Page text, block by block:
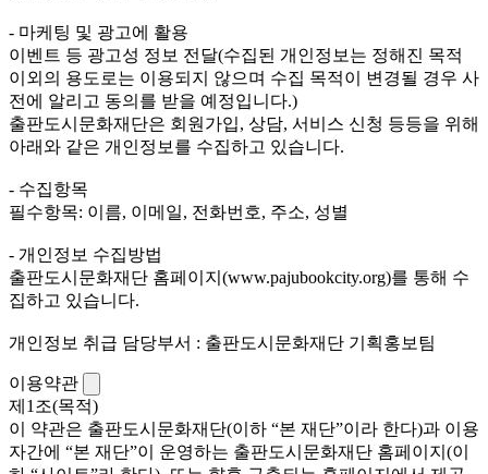
- 마케팅 및 광고에 활용
이벤트 등 광고성 정보 전달(수집된 개인정보는 정해진 목적
이외의 용도로는 이용되지 않으며 수집 목적이 변경될 경우 사
전에 알리고 동의를 받을 예정입니다.)
출판도시문화재단은 회원가입, 상담, 서비스 신청 등등을 위해
아래와 같은 개인정보를 수집하고 있습니다.
- 수집항목
필수항목: 이름, 이메일, 전화번호, 주소, 성별
- 개인정보 수집방법
출판도시문화재단 홈페이지(www.pajubookcity.org)를 통해 수
집하고 있습니다.
개인정보 취급 담당부서 : 출판도시문화재단 기획홍보팀
이용약관
제1조(목적)
이 약관은 출판도시문화재단(이하 “본 재단”이라 한다)과 이용
자간에 “본 재단”이 운영하는 출판도시문화재단 홈페이지(이